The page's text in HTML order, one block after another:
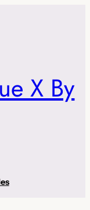
X By